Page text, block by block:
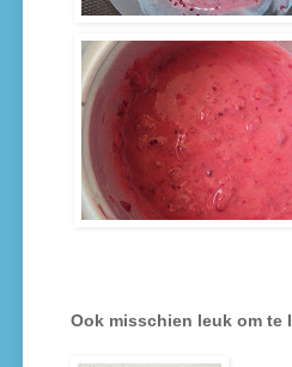
Ook misschien leuk om te